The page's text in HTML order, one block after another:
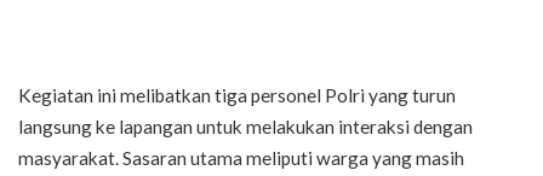
Kegiatan ini melibatkan tiga personel Polri yang turun
langsung ke lapangan untuk melakukan interaksi dengan
masyarakat. Sasaran utama meliputi warga yang masih